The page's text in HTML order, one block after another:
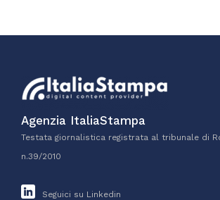
Agenzia ItaliaStampa
Testata giornalistica registrata al tribunale di
n.39/2010
Seguici su Linkedin